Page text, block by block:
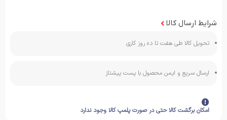
شرایط ارسال کالا
تحویل کالا طی هفت تا ده روز کاری
ارسال سریع و ایمن محصول با پست پیشتاز
امکان برگشت کالا حتی در صورت پلمپ کالا وجود ندارد